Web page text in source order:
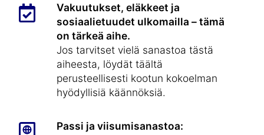
Vakuutukset, eläkkeet ja
sosiaalietuudet ulkomailla – tämä
on tärkeä aihe.
Jos tarvitset vielä sanastoa tästä
aiheesta, löydät täältä
perusteellisesti kootun kokoelman
hyödyllisiä käännöksiä.
Passi ja viisumisanastoa: